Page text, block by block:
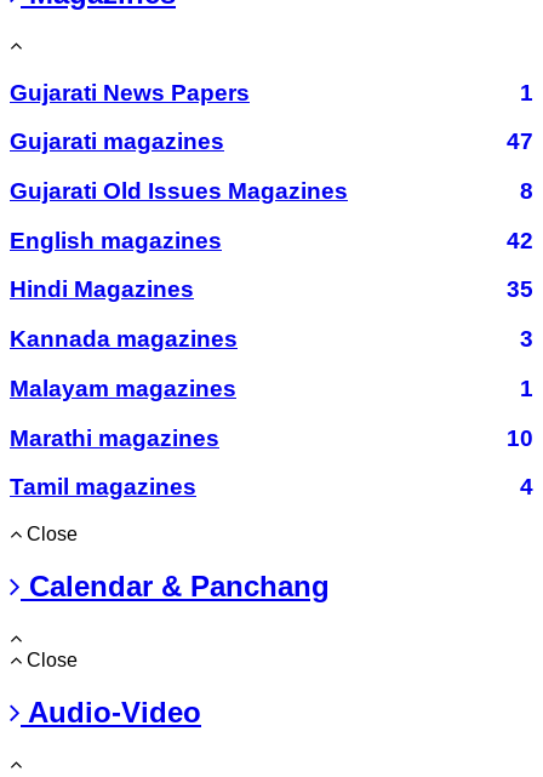
Gujarati News Papers
1
Gujarati magazines
47
Gujarati Old Issues Magazines
8
English magazines
42
Hindi Magazines
35
Kannada magazines
3
Malayam magazines
1
Marathi magazines
10
Tamil magazines
4
Close
Calendar & Panchang
Close
Audio-Video